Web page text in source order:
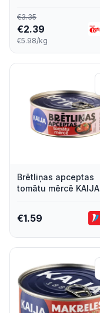
400G
€3.35
€2.39
€5.98/kg
Brētliņas apceptas
tomātu mērcē KAIJA,
€1.59